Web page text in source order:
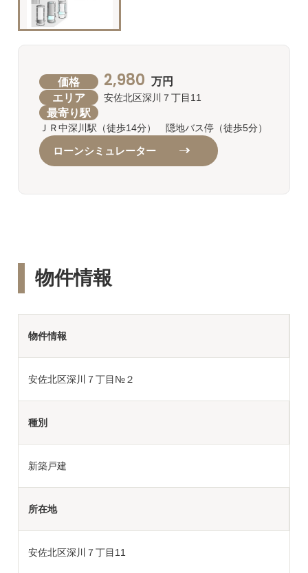
価格 2,980 万円
エリア 安佐北区深川７丁目11
最寄り駅
ＪＲ中深川駅（徒歩14分） 隠地バス停（徒歩5分）
ローンシミュレーター
物件情報
物件情報
安佐北区深川７丁目№２
種別
新築戸建
所在地
安佐北区深川７丁目11